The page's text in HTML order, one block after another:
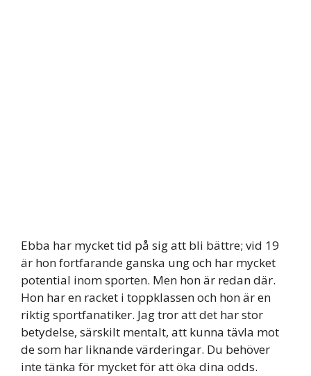
Ebba har mycket tid på sig att bli bättre; vid 19
är hon fortfarande ganska ung och har mycket
potential inom sporten. Men hon är redan där.
Hon har en racket i toppklassen och hon är en
riktig sportfanatiker. Jag tror att det har stor
betydelse, särskilt mentalt, att kunna tävla mot
de som har liknande värderingar. Du behöver
inte tänka för mycket för att öka dina odds.